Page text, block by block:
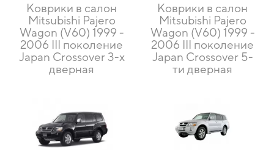
Коврики в салон
Mitsubishi Pajero
Wagon (V60) 1999 -
2006 III поколение
Japan Crossover 3-х
дверная
Коврики в салон
Mitsubishi Pajero
Wagon (V60) 1999 -
2006 III поколение
Japan Crossover 5-
ти дверная